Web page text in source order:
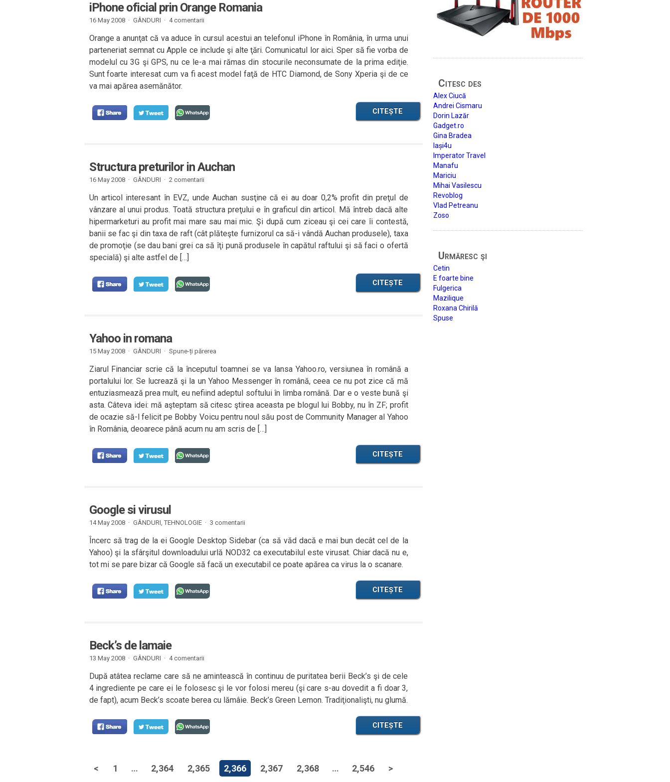
iPhone oficial prin Orange Romania
16 May 2008 · GÂNDURI · 4 comentarii
Orange a anunţat că va aduce în cursul acestui an telefonul iPhone în România, în urma unui
parteneriat semnat cu Apple ce include şi alte ţări. Comunicatul lor aici. Sper să fie vorba de
modelul cu 3G şi GPS, nu ce le-a mai rămas din stocurile neconsumate de la prima ediţie.
Sunt foarte interesat cum va fi acest model faţă de HTC Diamond, de Sony Xperia şi de ce
va mai apărea asemănător.
CITEȘTE
Structura preturilor in Auchan
16 May 2008 · GÂNDURI · 2 comentarii
Un articol interesant în EVZ, unde Auchan susţine că ei au doar 0,2% profit din preţul de
vânzare al unui produs. Toată structura preţului e în graficul din articol. Mă întreb dacă alte
hipermarketuri au profit mai mare sau mai mic. Şi după cum ziceau şi cei care îi contestă,
banii se fac şi din taxa de raft (cât plăteşte furnizorul ca să-i vândă Auchan produsele), taxa
de promoţie (se dau bani grei ca să îţi pună produsele în capătul raftului şi să faci o ofertă
specială) şi alte astfel de […]
CITEȘTE
Yahoo in romana
15 May 2008 · GÂNDURI · Spune-ți părerea
Ziarul Financiar scrie că la începutul toamnei se va lansa Yahoo.ro, versiunea în română a
portalului lor. Se lucrează şi la un Yahoo Messenger în română, ceea ce nu pot zice că mă
entuziasmează prea mult, eu nefiind adeptul softului în limba română. Dar e o veste bună şi
asta. Câteva idei: mă aşteptam să citesc ştirea aceasta pe blogul lui Bobby, nu în ZF; profit
de ocazie să-l felicit pe Bobby Voicu pentru noul său post de Community Manager al Yahoo
în România, deoarece până acum nu am scris de […]
CITEȘTE
Google si virusul
14 May 2008 · GÂNDURI, TEHNOLOGIE· 3 comentarii
Încerc să trag de la ei Google Desktop Sidebar (ca să văd dacă e mai bun decât cel de la
Yahoo) şi la sfârşitul downloadului urlă NOD32 ca executabilul este virusat. Chiar dacă nu e,
tot mi se pare bizar că Google să facă un executabil ce poate apărea ca virus la o scanare.
CITEȘTE
Beck’s de lamaie
13 May 2008 · GÂNDURI · 4 comentarii
După atâtea reclame care să ne amintească în continuu de puritatea berii Beck’s şi de cele
4 ingrediente pe care ei le folosesc şi le vor folosi mereu (şi care s-au dovedit a fi doar 3,
de fapt), acum Beck’s scoate berea cu lămâie. Beck’s Green Lemon. Tradiţionalişti, nu glumă.
CITEȘTE
< 1 … 2,364 2,365 2,366 2,367 2,368 … 2,546 >
Citesc des
Alex Ciucă
Andrei Cismaru
Dorin Lazăr
Gadget.ro
Gina Bradea
Iași4u
Imperator Travel
Manafu
Mariciu
Mihai Vasilescu
Revoblog
Vlad Petreanu
Zoso
Urmăresc şi
Cetin
E foarte bine
Fulgerica
Mazilique
Roxana Chirilă
Spuse